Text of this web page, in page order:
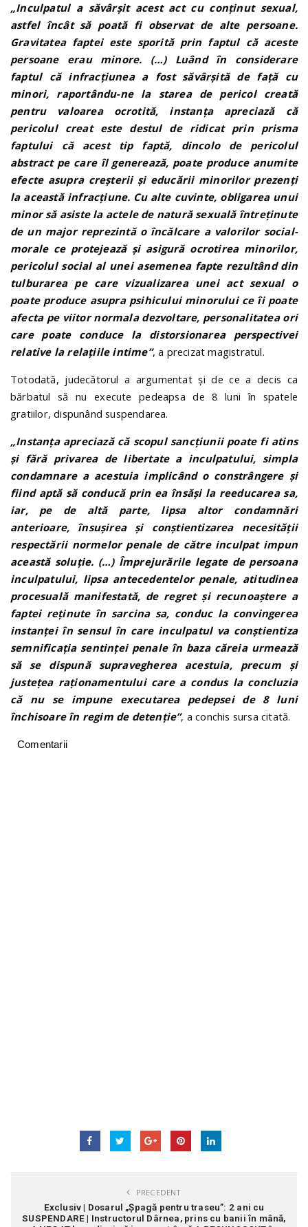
„Inculpatul a săvârșit acest act cu conținut sexual,
astfel încât să poată fi observat de alte persoane.
Gravitatea faptei este sporită prin faptul că aceste
persoane erau minore. (…) Luând în considerare
faptul că infracţiunea a fost săvârşită de față cu
minori, raportându-ne la starea de pericol creată
pentru valoarea ocrotită, instanţa apreciază că
pericolul creat este destul de ridicat prin prisma
faptului că acest tip faptă, dincolo de pericolul
abstract pe care îl generează, poate produce anumite
efecte asupra creșterii și educării minorilor prezenți
la această infracţiune. Cu alte cuvinte, obligarea unui
minor să asiste la actele de natură sexuală întreținute
de un major reprezintă o încălcare a valorilor social-
morale ce protejează și asigură ocrotirea minorilor,
pericolul social al unei asemenea fapte rezultând din
tulburarea pe care vizualizarea unei act sexual o
poate produce asupra psihicului minorului ce îi poate
afecta pe viitor normala dezvoltare, personalitatea ori
care poate conduce la distorsionarea perspectivei
relative la relațiile intime”, a precizat magistratul.
Totodată, judecătorul a argumentat și de ce a decis ca
bărbatul să nu execute pedeapsa de 8 luni în spatele
gratiilor, dispunând suspendarea.
„Instanţa apreciază că scopul sancţiunii poate fi atins
şi fără privarea de libertate a inculpatului, simpla
condamnare a acestuia implicând o constrângere şi
fiind aptă să conducă prin ea însăși la reeducarea sa,
iar, pe de altă parte, lipsa altor condamnări
anterioare, însușirea şi conștientizarea necesității
respectării normelor penale de către inculpat impun
această soluție. (…) Împrejurările legate de persoana
inculpatului, lipsa antecedentelor penale, atitudinea
procesuală manifestată, de regret și recunoaștere a
faptei reținute în sarcina sa, conduc la convingerea
instanței în sensul în care inculpatul va conștientiza
semnificația sentinței penale în baza căreia urmează
să se dispună supravegherea acestuia, precum și
justețea raționamentului care a condus la concluzia
că nu se impune executarea pedepsei de 8 luni
închisoare în regim de detenție”, a conchis sursa citată.
Comentarii
PRECEDENT
Exclusiv | Dosarul „Șpagă pentru traseu”: 2 ani cu
SUSPENDARE | Instructorul Dârnea, prins cu banii în mână,